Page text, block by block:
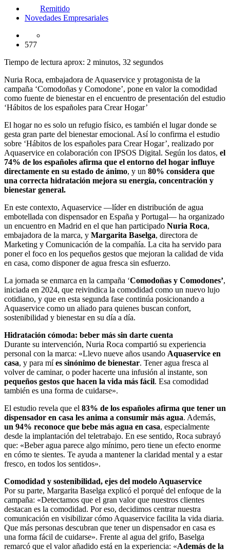
Remitido
Novedades Empresariales
577
Tiempo de lectura aprox: 2 minutos, 32 segundos
Nuria Roca, embajadora de Aquaservice y protagonista de la
campaña ‘Comodoñas y Comodone’, pone en valor la comodidad
como fuente de bienestar en el encuentro de presentación del estudio
‘Hábitos de los españoles para Crear Hogar’
El hogar no es solo un refugio físico, es también el lugar donde se
gesta gran parte del bienestar emocional. Así lo confirma el estudio
sobre ‘Hábitos de los españoles para Crear Hogar’, realizado por
Aquaservice en colaboración con IPSOS Digital. Según los datos, el
74% de los españoles afirma que el entorno del hogar influye
directamente en su estado de ánimo, y un 80% considera que
una correcta hidratación mejora su energía, concentración y
bienestar general.
En este contexto, Aquaservice —líder en distribución de agua
embotellada con dispensador en España y Portugal— ha organizado
un encuentro en Madrid en el que han participado Nuria Roca,
embajadora de la marca, y Margarita Baselga, directora de
Marketing y Comunicación de la compañía. La cita ha servido para
poner el foco en los pequeños gestos que mejoran la calidad de vida
en casa, como disponer de agua fresca sin esfuerzo.
La jornada se enmarca en la campaña ‘Comodoñas y Comodones’,
iniciada en 2024, que reivindica la comodidad como un nuevo lujo
cotidiano, y que en esta segunda fase continúa posicionando a
Aquaservice como un aliado para quienes buscan confort,
sostenibilidad y bienestar en su día a día.
Hidratación cómoda: beber más sin darte cuenta
Durante su intervención, Nuria Roca compartió su experiencia
personal con la marca: «Llevo nueve años usando Aquaservice en
casa, y para míes sinónimo de bienestar. Tener agua fresca al
volver de caminar, o poder hacerte una infusión al instante, son
pequeños gestos que hacen la vida más fácil. Esa comodidad
también es una forma de cuidarse».
El estudio revela que el 83% de los españoles afirma que tener un
dispensador en casa les anima a consumir más agua. Además,
un 94% reconoce que bebe más agua en casa, especialmente
desde la implantación del teletrabajo. En ese sentido, Roca subrayó
que: «Beber agua parece algo mínimo, pero tiene un efecto enorme
en cómo te sientes. Te ayuda a mantener la claridad mental y a estar
fresco, en todos los sentidos».
Comodidad y sostenibilidad, ejes del modelo Aquaservice
Por su parte, Margarita Baselga explicó el porqué del enfoque de la
campaña: «Detectamos que el gran valor que nuestros clientes
destacan es la comodidad. Por eso, decidimos centrar nuestra
comunicación en visibilizar cómo Aquaservice facilita la vida diaria.
Que más personas descubran que tener un dispensador en casa es
una forma fácil de cuidarse». Frente al agua del grifo, Baselga
remarcó que el valor añadido está en la experiencia: «Además de la